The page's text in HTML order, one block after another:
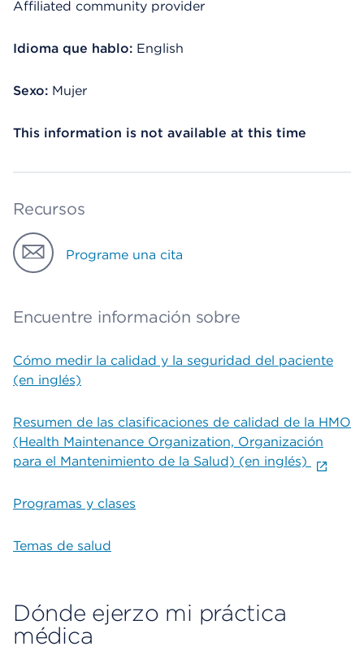
Affiliated community provider
Idioma que hablo: English
Sexo: Mujer
This information is not available at this time
Recursos
Programe una cita
Encuentre información sobre
Cómo medir la calidad y la seguridad del paciente
(en inglés)
Resumen de las clasificaciones de calidad de la HMO
(Health Maintenance Organization, Organización
para el Mantenimiento de la Salud) (en inglés)
Programas y clases
Temas de salud
Dónde ejerzo mi práctica
médica